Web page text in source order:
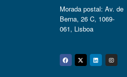
Morada postal: Av. de
Berna, 26 C, 1069-
061, Lisboa
Facebook
Twitter